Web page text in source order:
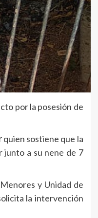
por la posesión de
quien sostiene que la
junto a su nene de 7
y Unidad de
la intervención